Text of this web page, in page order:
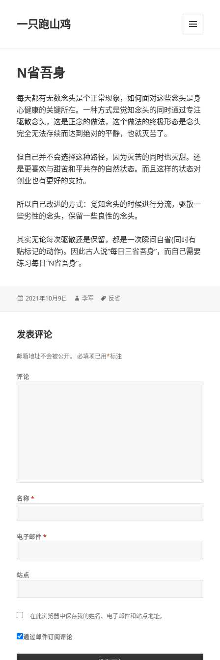
一只跑山鸡
N省吾身
每天都有无数念头是个正常现象，如何面对这些念头是身
心健康的关键所在。一种方式是觉知念头的同时通过专注
驱散念头，这是正念的做法，这个做法的终极形态是念头
完全无法存续而达到绝对的平静，也就灭苦了。
但自己并不会选择这种路径，因为灭苦的同时也灭甜。还
是更喜欢与甜苦和平共存的自然状态。而且这样的状态对
创业也有更好的支持。
所以自己改进的方式：觉知念头的时候进行分流，驱散一
些劣性的念头，保留一些良性的念头。
其实无论每次驱散还是保留，都是一次瞬间自省(同时有
贴标记的动作)。因此古人说“每日三省吾身”，而自己需要
练习每日“N省吾身”。
发
2021年10月9日
作
李军
标
反省
发表评论
邮箱地址不会被公开。 必填项已用*标注
评论
名称 *
电子邮件 *
站点
在此浏览器中保存我的姓名、电子邮件和站点地址。
通过邮件订阅评论